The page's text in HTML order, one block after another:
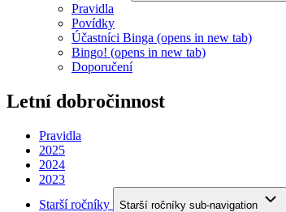
Pravidla
Povídky
Účastníci Binga (opens in new tab)
Bingo! (opens in new tab)
Doporučení
Letní dobročinnost
Pravidla
2025
2024
2023
Starší ročníky
Starší ročníky sub-navigation